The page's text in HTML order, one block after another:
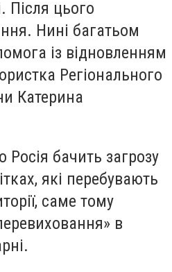
Після цього
Нині багатьом
із відновленням
Регіонального
Катерина
бачить загрозу
які перебувають
саме тому
в